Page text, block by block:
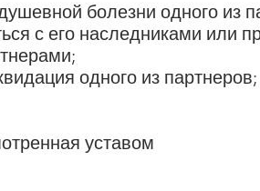
болезни одного из
с его наследниками или
одного из партнеров;
уставом